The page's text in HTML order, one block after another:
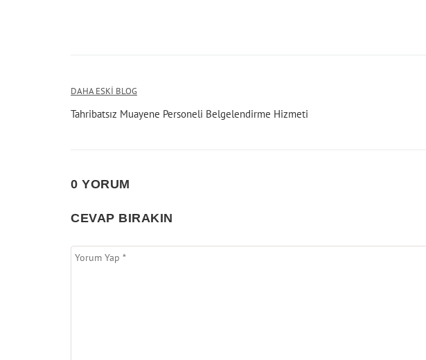
Yazı
gezinmesi
DAHA ESKI BLOG
Tahribatsız Muayene Personeli Belgelendirme Hizmeti
0 YORUM
CEVAP BIRAKIN